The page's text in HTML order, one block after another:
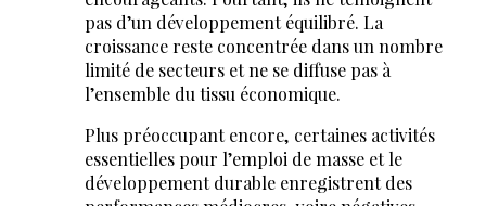
pas d’un développement équilibré. La
croissance reste concentrée dans un nombre
limité de secteurs et ne se diffuse pas à
l’ensemble du tissu économique.
Plus préoccupant encore, certaines activités
essentielles pour l’emploi de masse et le
développement durable enregistrent des